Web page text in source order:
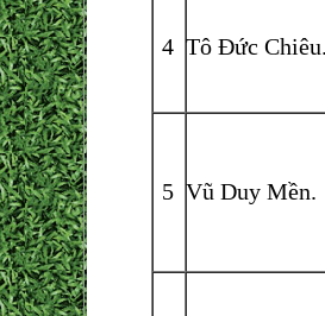
4 Tô Đức
5 Vũ Duy Mền.